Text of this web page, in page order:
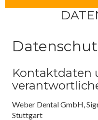
Kontaktdaten
Weber Dental GmbH,
Stuttgart